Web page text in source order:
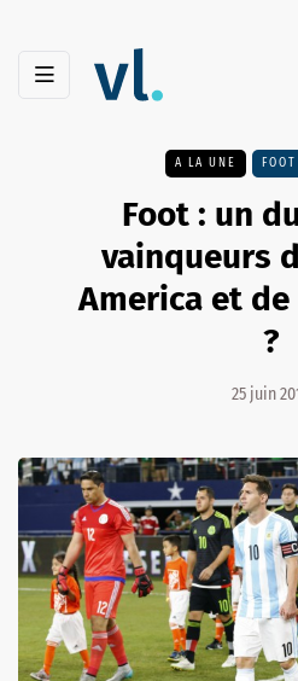
A LA UNE FOOT
Foot : un
vainqueurs
America et de
?
25 juin